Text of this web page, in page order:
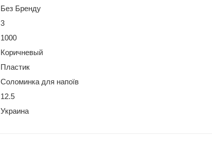
Без Бренду
3
1000
Коричневый
Пластик
Соломинка для напоїв
12.5
Украина